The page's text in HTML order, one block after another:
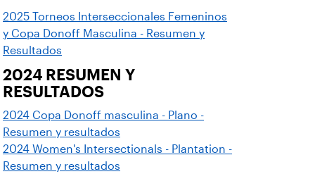
2025 Torneos Interseccionales Femeninos
y Copa Donoff Masculina - Resumen y
Resultados
2024 RESUMEN Y
RESULTADOS
2024 Copa Donoff masculina - Plano -
Resumen y resultados
2024 Women's Intersectionals - Plantation -
Resumen y resultados